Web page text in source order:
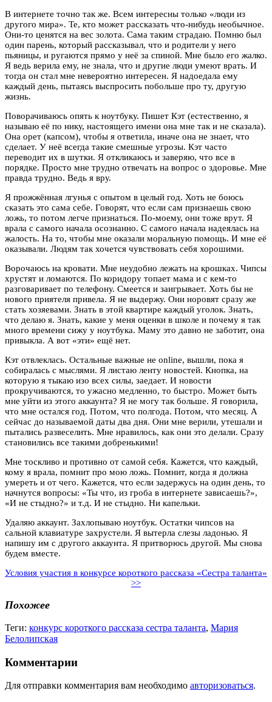
В интернете точно так же. Всем интересны только «люди из
другого мира». Те, кто может рассказать что-нибудь необычное.
Они-то ценятся на вес золота. Сама таким страдаю. Помню был
один парень, который рассказывал, что и родители у него
пьяницы, и ругаются прямо у неё за спиной. Мне было его жалко.
Я ведь верила ему, не знала, что и другие люди умеют врать. И
тогда он стал мне невероятно интересен. Я надоедала ему
каждый день, пытаясь выспросить побольше про ту, другую
жизнь.
Поворачиваюсь опять к ноутбуку. Пишет Кэт (естественно, я
называю её по нику, настоящего имени она мне так и не сказала).
Она орет (капсом), чтобы я ответила, иначе она не знает, что
сделает. У неё всегда такие смешные угрозы. Кэт часто
переводит их в шутки. Я откликаюсь и заверяю, что все в
порядке. Просто мне трудно отвечать на вопрос о здоровье. Мне
правда трудно. Ведь я вру.
Я прожжённая лгунья с опытом в целый год. Хоть не боюсь
сказать это сама себе. Говорят, что если сам признаешь свою
ложь, то потом легче признаться. По-моему, они тоже врут. Я
врала с самого начала осознанно. С самого начала надеялась на
жалость. На то, чтобы мне оказали моральную помощь. И мне её
оказывали. Людям так хочется чувствовать себя хорошими.
Ворочаюсь на кровати. Мне неудобно лежать на крошках. Чипсы
хрустят и ломаются. По коридору топает мама и с кем-то
разговаривает по телефону. Смеется и заигрывает. Хоть бы не
нового приятеля привела. Я не выдержу. Они норовят сразу же
стать хозяевами. Знать в этой квартире каждый уголок. Знать,
что делаю я. Знать, какие у меня оценки в школе и почему я так
много времени сижу у ноутбука. Маму это давно не заботит, она
привыкла. А вот «эти» ещё нет.
Кэт отвлеклась. Остальные важные не online, вышли, пока я
собиралась с мыслями. Я листаю ленту новостей. Кнопка, на
которую я тыкаю изо всех силы, заедает. И новости
прокручиваются, то ужасно медленно, то быстро. Может быть
мне уйти из этого аккаунта? Я не могу так больше. Я говорила,
что мне остался год. Потом, что полгода. Потом, что месяц. А
сейчас до называемой даты два дня. Они мне верили, утешали и
пытались развеселить. Мне нравилось, как они это делали. Сразу
становились все такими добренькими!
Мне тоскливо и противно от самой себя. Кажется, что каждый,
кому я врала, помнит про мою ложь. Помнит, когда я должна
умереть и от чего. Кажется, что если задержусь на один день, то
начнутся вопросы: «Ты что, из гроба в интернете зависаешь?»,
«И не стыдно?» и т.д. И не стыдно. Ни капельки.
Удаляю аккаунт. Захлопываю ноутбук. Остатки чипсов на
сальной клавиатуре захрустели. Я вытерла слезы ладонью. Я
напишу им с другого аккаунта. Я притворюсь другой. Мы снова
будем вместе.
Условия участия в конкурсе короткого рассказа «Сестра таланта»
>>
Похожее
Теги: конкурс короткого рассказа сестра таланта, Мария
Белолипская
Комментарии
Для отправки комментария вам необходимо авторизоваться.